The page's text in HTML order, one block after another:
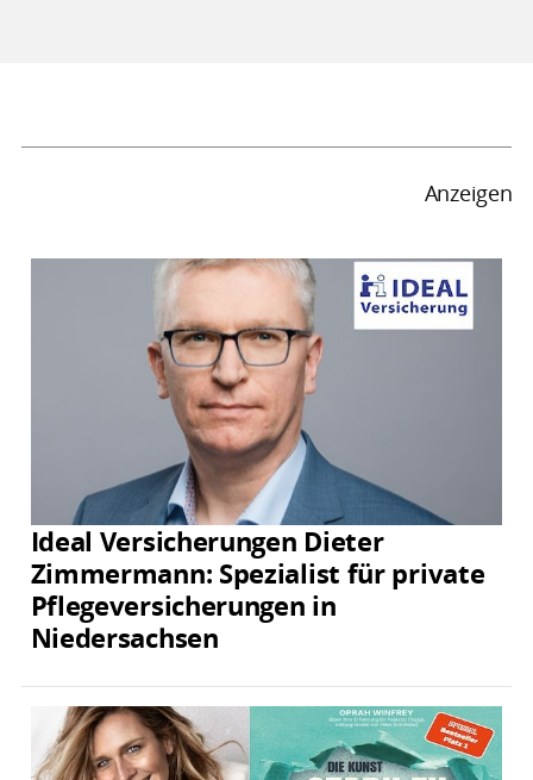
Anzeigen
Ideal Versicherungen Dieter
Zimmermann: Spezialist für private
Pflegeversicherungen in
Niedersachsen